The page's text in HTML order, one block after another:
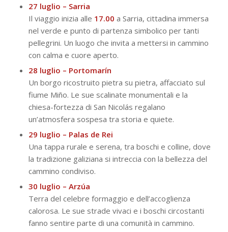
27 luglio – Sarria
Il viaggio inizia alle 17.00 a Sarria, cittadina immersa
nel verde e punto di partenza simbolico per tanti
pellegrini. Un luogo che invita a mettersi in cammino
con calma e cuore aperto.
28 luglio – Portomarín
Un borgo ricostruito pietra su pietra, affacciato sul
fiume Miño. Le sue scalinate monumentali e la
chiesa-fortezza di San Nicolás regalano
un’atmosfera sospesa tra storia e quiete.
29 luglio – Palas de Rei
Una tappa rurale e serena, tra boschi e colline, dove
la tradizione galiziana si intreccia con la bellezza del
cammino condiviso.
30 luglio – Arzúa
Terra del celebre formaggio e dell’accoglienza
calorosa. Le sue strade vivaci e i boschi circostanti
fanno sentire parte di una comunità in cammino.